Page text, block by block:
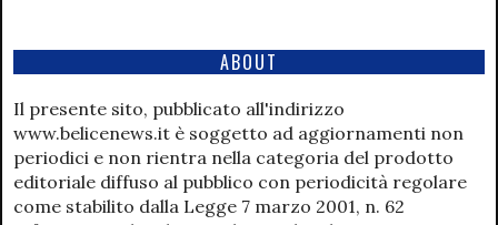
ABOUT
Il presente sito, pubblicato all'indirizzo
www.belicenews.it è soggetto ad aggiornamenti non
periodici e non rientra nella categoria del prodotto
editoriale diffuso al pubblico con periodicità regolare
come stabilito dalla Legge 7 marzo 2001, n. 62